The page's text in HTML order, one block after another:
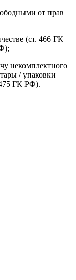
от прав
(ст. 466 ГК
некомплектного
/ упаковки
ГК РФ).